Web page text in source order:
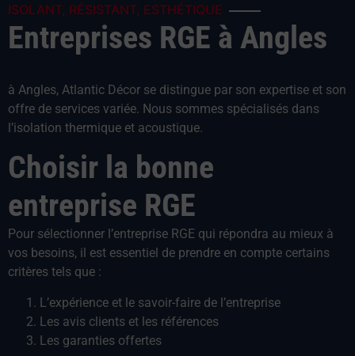
ISOLANT, RÉSISTANT, ESTHÉTIQUE
Entreprises RGE à Angles
à Angles, Atlantic Décor se distingue par son expertise et son
offre de services variée. Nous sommes spécialisés dans
l’isolation thermique et acoustique.
Choisir la bonne
entreprise RGE
Pour sélectionner l’entreprise RGE qui répondra au mieux à
vos besoins, il est essentiel de prendre en compte certains
critères tels que :
L’expérience et le savoir-faire de l’entreprise
Les avis clients et les références
Les garanties offertes